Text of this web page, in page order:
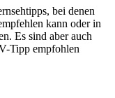
bei denen
kann oder in
Es sind aber auch
Tipp empfohlen